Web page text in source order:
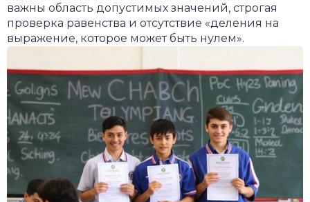
важны область допустимых значений, строгая
проверка равенства и отсутствие «деления на
выражение, которое может быть нулем».